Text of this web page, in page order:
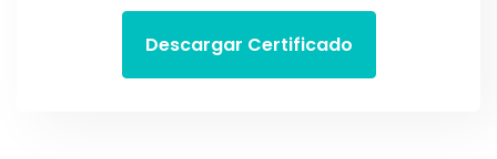
Descargar Certificado